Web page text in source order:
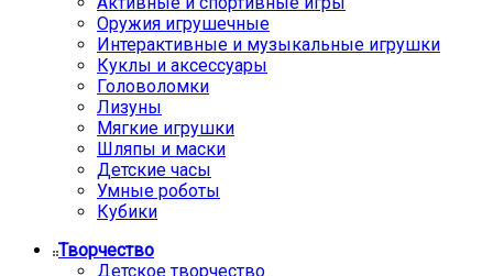
Оружия игрушечные
Интерактивные и музыкальные игрушки
Куклы и аксессуары
Головоломки
Лизуны
Мягкие игрушки
Шляпы и маски
Детские часы
Умные роботы
Кубики
Творчество
Детское творчество